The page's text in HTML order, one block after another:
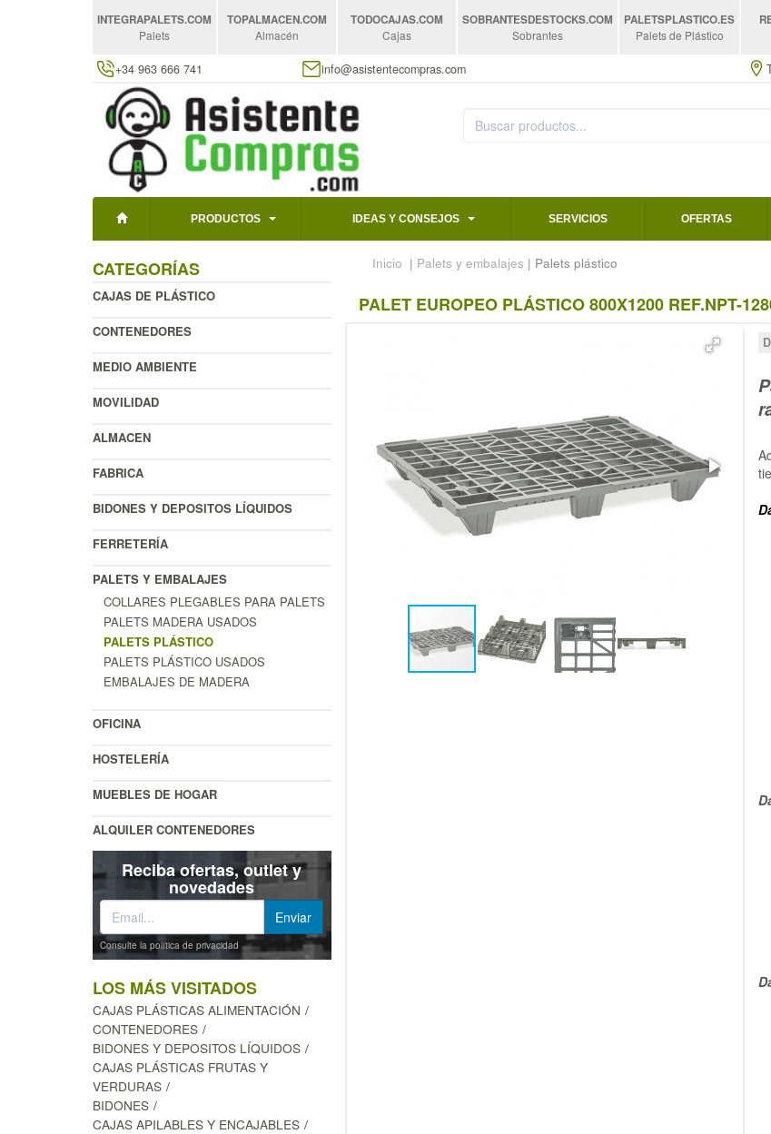
INTEGRAPALETS.COM
Palets
TOPALMACEN.COM
Almacén
TODOCAJAS.COM
Cajas
SOBRANTESDESTOCKS.COM
Sobrantes
PALETSPLASTICO.ES
Palets de Plástico
+34 963 666 741 info@asistentecompras.com
PRODUCTOS IDEAS Y CONSEJOS SERVICIOS OFERTAS
CATEGORÍAS
CAJAS DE PLÁSTICO
CONTENEDORES
MEDIO AMBIENTE
MOVILIDAD
ALMACEN
FABRICA
BIDONES Y DEPOSITOS LÍQUIDOS
FERRETERÍA
PALETS Y EMBALAJES
COLLARES PLEGABLES PARA PALETS
PALETS MADERA USADOS
PALETS PLÁSTICO
PALETS PLÁSTICO USADOS
EMBALAJES DE MADERA
OFICINA
HOSTELERÍA
MUEBLES DE HOGAR
ALQUILER CONTENEDORES
Reciba ofertas, outlet y
novedades
Consulte la política de privacidad
LOS MÁS VISITADOS
CAJAS PLÁSTICAS ALIMENTACIÓN
CONTENEDORES
BIDONES Y DEPOSITOS LÍQUIDOS
CAJAS PLÁSTICAS FRUTAS Y
VERDURAS
BIDONES
CAJAS APILABLES Y ENCAJABLES
Inicio | Palets y embalajes | Palets plástico
PALET EUROPEO PLÁSTICO 800X1200 REF.NPT-